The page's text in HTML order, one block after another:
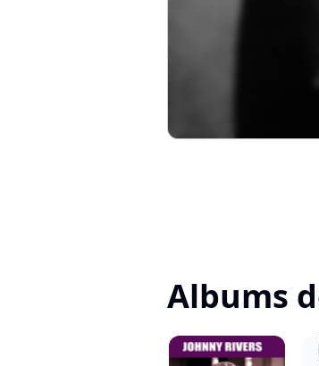
Albums